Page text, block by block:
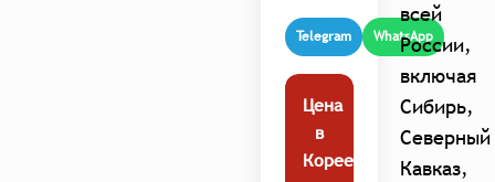
Telegram WhatsApp
Цена
в
Корее:
всей
России,
включая
Сибирь,
Северный
Кавказ,